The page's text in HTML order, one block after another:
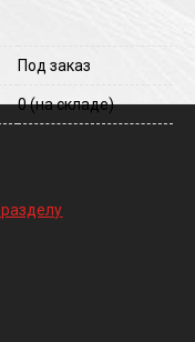
Под заказ
0(на складе)